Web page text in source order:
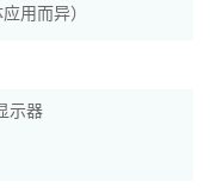
用而异）
示器